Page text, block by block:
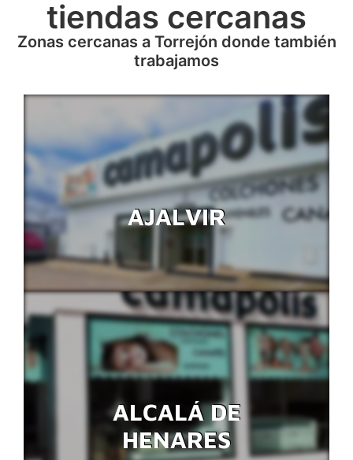
tiendas cercanas
Zonas cercanas a Torrejón donde también
trabajamos
AJALVIR
ALCALÁ DE
HENARES